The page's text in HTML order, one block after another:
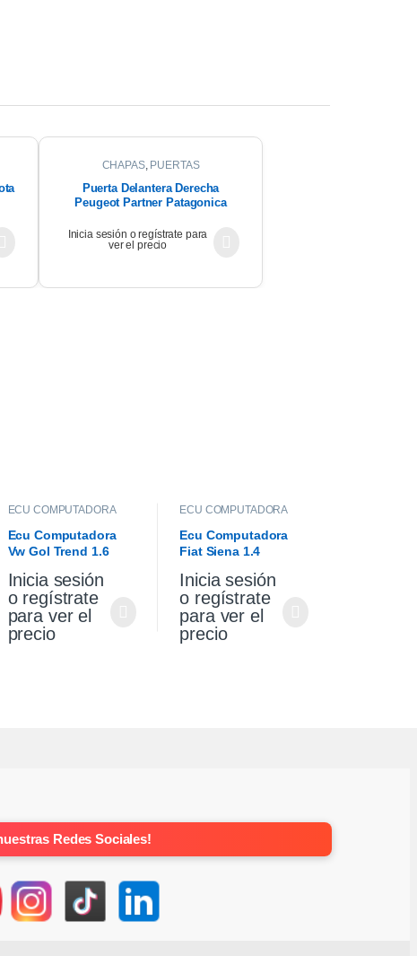
CHAPAS, PUERTAS
Puerta Delantera Derecha
Peugeot Partner Patagonica
Inicia sesión o regístrate para
ver el precio
ECU COMPUTADORA
Ecu Computadora
Vw Gol Trend 1.6
Inicia sesión
o regístrate
para ver el
precio
ECU COMPUTADORA
Ecu Computadora
Fiat Siena 1.4
Inicia sesión
o regístrate
para ver el
precio
Redes Sociales!